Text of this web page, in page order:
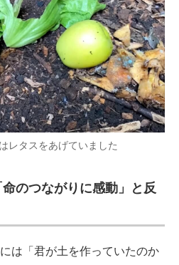
レタスをあげていました
命のつながりに感動」と反
は「君が土を作っていたのか